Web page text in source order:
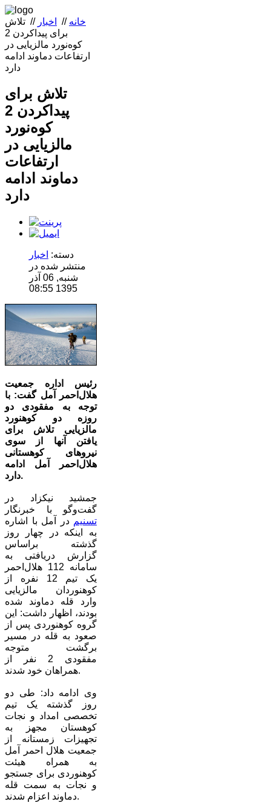
خانه // اخبار // تلاش
برای پیداکردن 2
کوه‌نورد مالزیایی در
ارتفاعات دماوند ادامه
دارد
تلاش برای
پیداکردن 2
کوه‌نورد
مالزیایی در
ارتفاعات
دماوند ادامه
دارد
دسته: اخبار
منتشر شده در
شنبه, 06 آذر
1395 08:55
رئیس اداره جمعیت
هلال‌احمر آمل گفت: با
توجه به مفقودی دو
روزه دو کوهنورد
مالزیایی تلاش برای
یافتن آنها از سوی
نیروهای کوهستانی
هلال‌احمر آمل ادامه
دارد.
جمشید نیکزاد در
گفت‌وگو با خبرنگار
تسنیم در آمل با اشاره
به اینکه در چهار روز
گذشته براساس
گزارش دریافتی به
سامانه 112 هلال‌احمر
یک تیم 12 نفره از
کوهنوردان مالزیایی
وارد قله دماوند شده
بودند، اظهار داشت: این
گروه کوهنوردی پس از
صعود به قله در مسیر
برگشت متوجه
مفقودی 2 نفر از
همراهان خود شدند.
وی ادامه داد: طی دو
روز گذشته یک تیم
تخصصی امداد و نجات
کوهستان مجهز به
تجهیزات زمستانه از
جمعیت هلال احمر آمل
به همراه هیئت
کوهنوردی برای جستجو
و نجات به سمت قله
دماوند اعزام شدند.